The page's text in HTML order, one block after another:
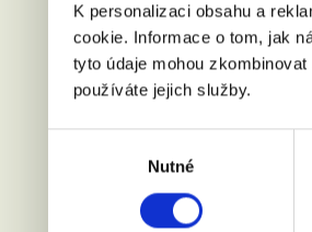
K personalizaci obsahu a
cookie. Informace o tom, jak
tyto údaje mohou
používáte jejich služby.
Nutné